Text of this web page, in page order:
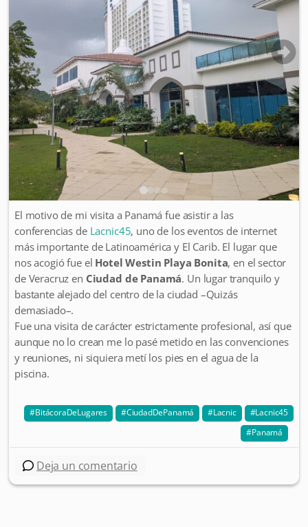
El motivo de mi visita a Panamá fue asistir a las
conferencias de Lacnic45, uno de los eventos de internet
más importante de Latinoamérica y El Carib. El lugar que
nos acogió fue el Hotel Westin Playa Bonita, en el sector
de Veracruz en Ciudad de Panamá. Un lugar tranquilo y
bastante alejado del centro de la ciudad –Quizás
demasiado–.
Fue una visita de carácter estrictamente profesional, así que
aunque no lo crean me lo pasé metido en las convenciones
y reuniones, ni siquiera metí los pies en el agua de la
piscina.
BitácoraDeLugares CiudadDePanamá Lacnic
Lacnic45
Panamá
Deja un comentario